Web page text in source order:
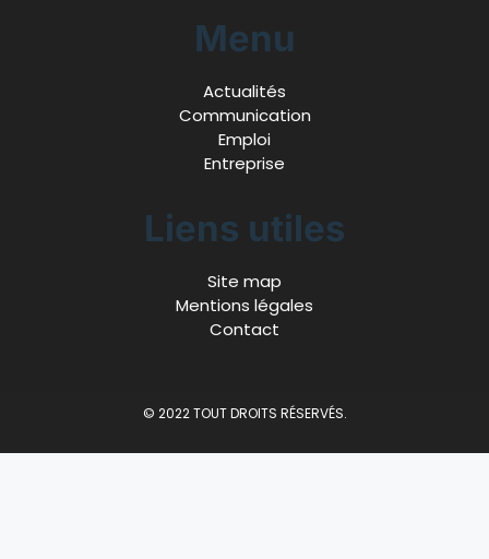
Menu
Actualités
Communication
Emploi
Entreprise
Liens utiles
Site map
Mentions légales
Contact
© 2022 TOUT DROITS RÉSERVÉS.